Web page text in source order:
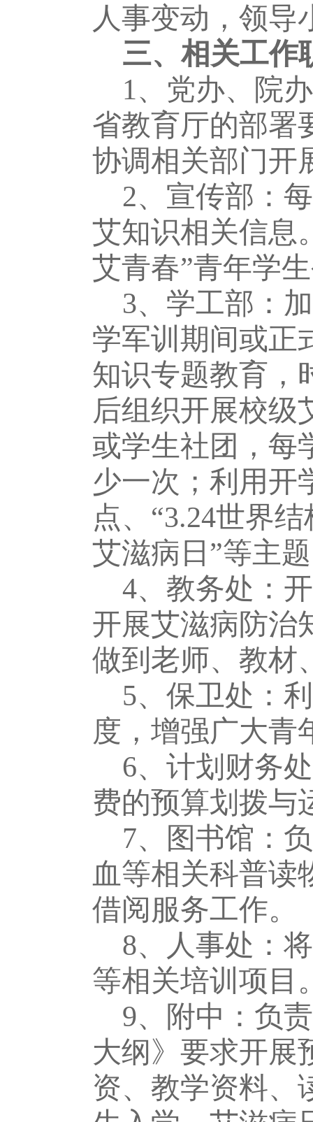
人事变动，领导
三、相关工作
1、 党办、院
省教育厅的部署
协调相关部门开
2、 宣传部：
艾知识相关信息
艾青春”青年学
3、学工部 ：
学军训期间或正
知识专题教育，
后组织开展校级
或学生社团，每
少一次；利用开
点、 “3.24世界
艾滋病日 ”等主
4、 教务处：
开展艾滋病防治
做到老师、教材
5、 保卫处 ：
度，增强广大青
6、计划财务
费的预算划拨与
7、
图书馆：
血等相关科普读
借阅服务工作。
8、
人事处 ：
等相关培训项目
9、
附中 ： 负
大纲》要求开展
资、教学资料、